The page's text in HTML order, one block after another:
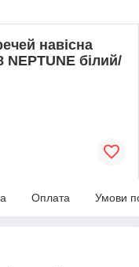
навісна
білий/
Оплата Умови